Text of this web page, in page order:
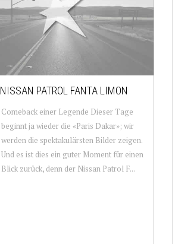
NISSAN PATROL FANTA LIMON
Comeback einer Legende Dieser Tage
beginnt ja wieder die «Paris Dakar»; wir
werden die spektakulärsten Bilder zeigen.
Und es ist dies ein guter Moment für einen
Blick zurück, denn der Nissan Patrol F...